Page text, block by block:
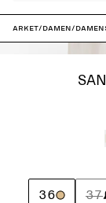
ARKET/Damen/
36 37